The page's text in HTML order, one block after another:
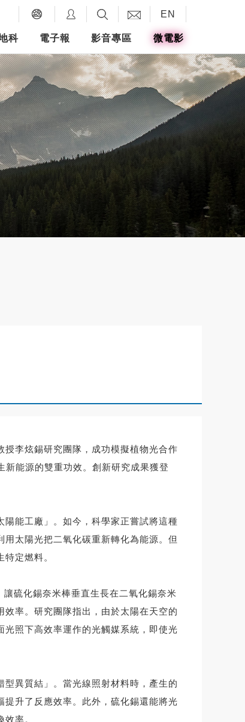
EN
科 電子報 影音專區 微電影
李炫錫研究團隊，成功模擬植物光合作
能源的雙重功效。創新研究成果獲登
能工廠」。如今，科學家正嘗試將這種
太陽光把二氧化碳重新轉化為能源。但
定燃料。
硫化錫奈米棒垂直生長在二氧化錫奈米
率。研究團隊指出，由於太陽在天空的
照下高效率運作的光觸媒系統，即使光
異質結」。當光線照射材料時，產生的
升了反應效率。此外，硫化錫還能將光
率。